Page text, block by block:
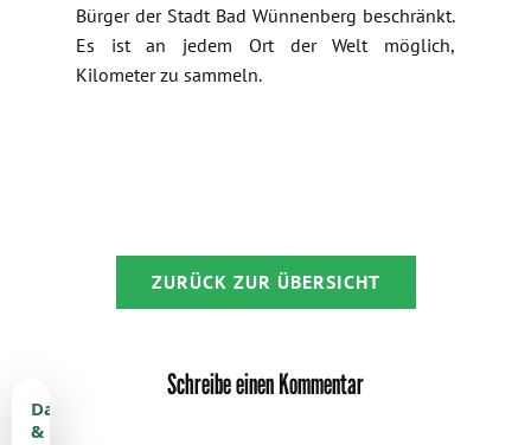
Bürger der Stadt Bad Wünnenberg beschränkt.
Es ist an jedem Ort der Welt möglich,
Kilometer zu sammeln.
ZURÜCK ZUR ÜBERSICHT
Schreibe einen Kommentar
Datenschutz
&